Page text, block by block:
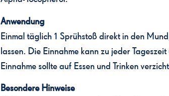
Anwendung
Einmal täglich 1 Sprühstoß direkt in den
lassen. Die Einnahme kann zu jeder
Einnahme sollte auf Essen und Trinken
Besondere Hinweise